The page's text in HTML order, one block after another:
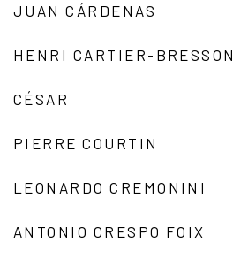
JUAN CÁRDENAS
HENRI CARTIER-BRESSON
CÉSAR
PIERRE COURTIN
LEONARDO CREMONINI
ANTONIO CRESPO FOIX